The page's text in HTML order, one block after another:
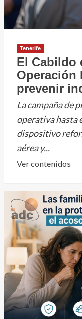
Tenerife
El Cabildo
Operación
prevenir
La campaña de
operativa hasta
dispositivo
aérea y...
Ver contenidosLeer
El
de
la